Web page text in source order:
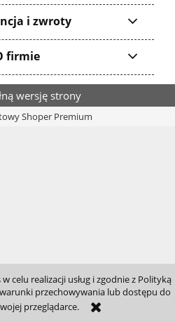
celu realizacji usług i zgodnie z Polityką
przechowywania lub dostępu do
przeglądarce.
i zwroty
firmie
wersję strony
Shoper Premium